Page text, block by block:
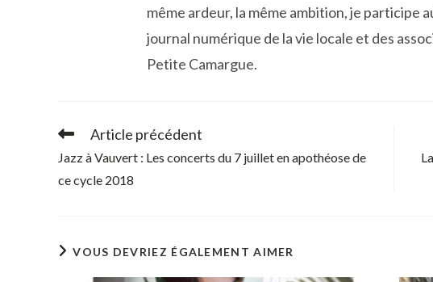
même ardeur, la même ambition, je participe
journal numérique de la vie locale et des
Petite Camargue.
Read
articles
Article précédent
Jazz à Vauvert : Les concerts du 7 juillet en apothéose de
ce cycle 2018
VOUS DEVRIEZ ÉGALEMENT AIMER